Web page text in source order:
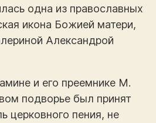
одна из православных
икона Божией матери,
Александрой
и его преемнике М.
подворье был принят
церковного пения, не